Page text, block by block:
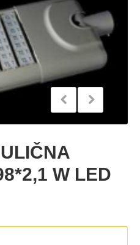
W LED